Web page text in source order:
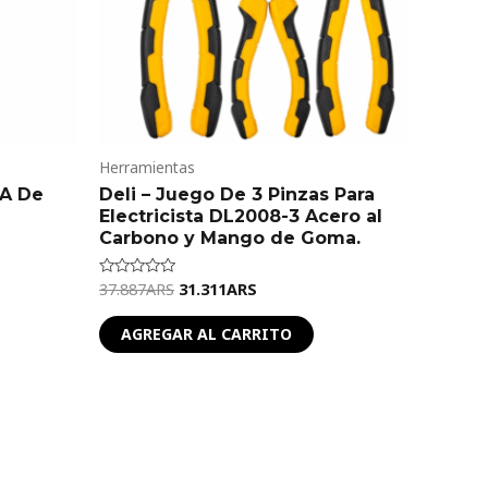
De
Herramientas
Deli – Juego De 3 Pinzas Para
Electricista DL2008-3 Acero al
Carbono y Mango de Goma.
Valorado
de
5
37.887ARS 31.311ARS
AGREGAR AL CARRITO